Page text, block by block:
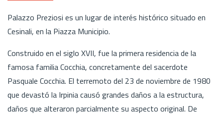
Palazzo Preziosi es un lugar de interés histórico situado en
Cesinali, en la Piazza Municipio.
Construido en el siglo XVII, fue la primera residencia de la
famosa familia Cocchia, concretamente del sacerdote
Pasquale Cocchia. El terremoto del 23 de noviembre de 1980
que devastó la Irpinia causó grandes daños a la estructura,
daños que alteraron parcialmente su aspecto original. De